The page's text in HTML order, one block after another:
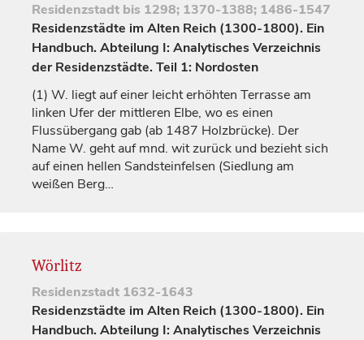
Residenzstadt bis 1298; 1370-1388; 1486-1547
Residenzstädte im Alten Reich (1300-1800). Ein
Handbuch. Abteilung I: Analytisches Verzeichnis
der Residenzstädte. Teil 1: Nordosten
(1) W. liegt auf einer leicht erhöhten Terrasse am
linken Ufer der mittleren Elbe, wo es einen
Flussübergang gab (ab 1487 Holzbrücke). Der
Name W. geht auf mnd. witzurück und bezieht sich
auf einen hellen Sandsteinfelsen (Siedlung am
weißen Berg…
Wörlitz
Residenzstadt 1632-1643
Residenzstädte im Alten Reich (1300-1800). Ein
Handbuch. Abteilung I: Analytisches Verzeichnis